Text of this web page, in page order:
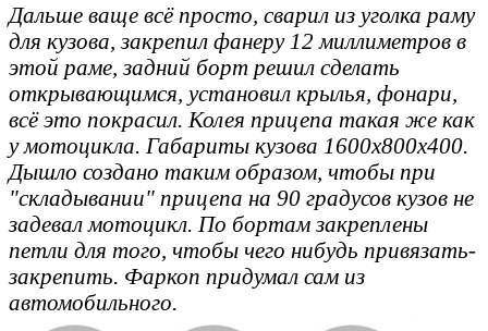
Дальше ваще всё просто, сварил из уголка раму
для кузова, закрепил фанеру 12 миллиметров в
этой раме, задний борт решил сделать
открывающимся, установил крылья, фонари,
всё это покрасил. Колея прицепа такая же как
у мотоцикла. Габариты кузова 1600х800х400.
Дышло создано таким образом, чтобы при
"складывании" прицепа на 90 градусов кузов не
задевал мотоцикл. По бортам закреплены
петли для того, чтобы чего нибудь привязать-
закрепить. Фаркоп придумал сам из
автомобильного.